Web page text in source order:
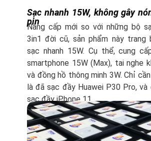
Sạc nhanh 15W, không gây
pin
Nâng cấp mới so với những bộ
3in1 đời cũ, sản phẩm này trang
sạc nhanh 15W. Cụ thể, cung
smartphone 15W (Max), tai nghe
và đồng hồ thông minh 3W. Chỉ
là đã sạc đầy Huawei P30 Pro, và
sạc đầy iPhone 11.